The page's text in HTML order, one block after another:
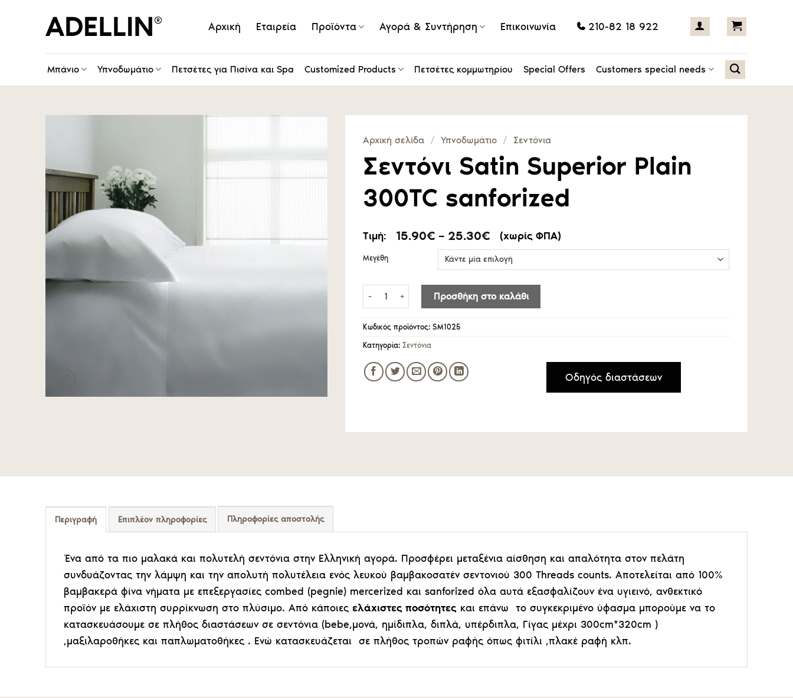
Αρχική Εταιρεία Προϊόντα Αγορά & Συντήρηση Επικοινωνία 210-82 18 922
Μπάνιο Υπνοδωμάτιο Πετσέτες για Πισίνα και Spa Customized Products Πετσέτες κομμωτηρίου Special Offers Customers special needs
Αρχική σελίδα / Υπνοδωμάτιο / Σεντόνια
Σεντόνι Satin Superior Plain
300TC sanforized
Τιμή: 15.90€ – 25.30€ Price
range:
15.90€
through
25.30€
(χωρίς ΦΠΑ)
Μεγέθη
Σεντόνι Satin Superior Plain 300TC sanforized ποσότητα
Προσθήκη στο καλάθι
Κωδικός προϊόντος:SM1025
Κατηγορία:Σεντόνια
Οδηγός διαστάσεων
Περιγραφή Επιπλέον πληροφορίες Πληροφορίες αποστολής
Ένα από τα πιο μαλακά και πολυτελή σεντόνια στην Ελληνική αγορά. Προσφέρει μεταξένια αίσθηση και απαλότητα στον πελάτη
συνδυάζοντας την λάμψη και την απολυτή πολυτέλεια ενός λευκού βαμβακοσατέν σεντονιού 300 Threads counts. Αποτελείται από 100%
βαμβακερά φίνα νήματα με επεξεργασίες combed (pegnie) mercerized και sanforized όλα αυτά εξασφαλίζουν ένα υγιεινό, ανθεκτικό
προϊόν με ελάχιστη συρρίκνωση στο πλύσιμο. Από κάποιες ελάχιστες ποσότητες και επάνω το συγκεκριμένο ύφασμα μπορούμε να το
κατασκευάσουμε σε πλήθος διαστάσεων σε σεντόνια (bebe,μονά, ημίδιπλα, διπλά, υπέρδιπλα, Γίγας μέχρι 300cm*320cm )
,μαξιλαροθήκες και παπλωματοθήκες . Ενώ κατασκευάζεται σε πλήθος τροπών ραφής όπως φιτίλι ,πλακέ ραφή κλπ.